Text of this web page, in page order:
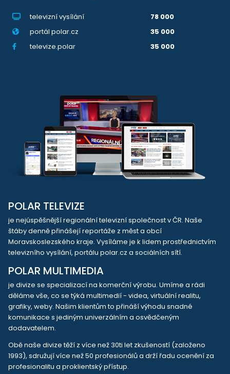
televizní vysílání
78 000
portál polar.cz
35 000
televize.polar
35 000
POLAR TELEVIZE
je nejúspěšnější regionální televizní společnost v ČR. Naše
štáby denně přinášejí reportáže z měst a obcí
Moravskoslezského kraje. Vysíláme je k lidem prostřednictvím
televizního vysílání, portálu polar.cz a sociálních sítí.
POLAR MULTIMEDIA
je divize se specializací na komerční výrobu. Umíme a rádi
děláme vše, co se týká multimedií - videa, virtuální realitu,
grafiky, weby. Našim klientům to přináší výhodu snadné
komunikace s jediným univerzálním a osvědčeným
dodavatelem.
Obě naše divize těží z více než 30ti let zkušeností (založeno
1993), sdružují více než 50 profesionálů a drží řadu ocenění za
profesionalitu a proklientský přístup.